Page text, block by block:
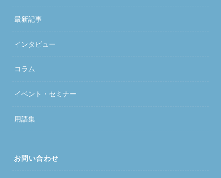
最新記事
インタビュー
コラム
イベント・セミナー
用語集
お問い合わせ